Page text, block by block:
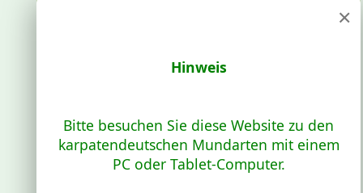
×
Hinweis
Bitte besuchen Sie diese Website zu den
karpatendeutschen Mundarten mit einem
PC oder Tablet-Computer.